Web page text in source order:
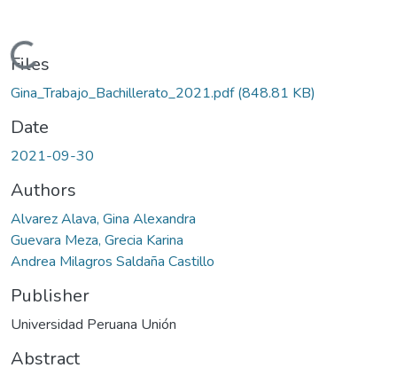
Loading...
Files
Gina_Trabajo_Bachillerato_2021.pdf(848.81 KB)
Date
2021-09-30
Authors
Alvarez Alava, Gina Alexandra
Guevara Meza, Grecia Karina
Andrea Milagros Saldaña Castillo
Publisher
Universidad Peruana Unión
Abstract